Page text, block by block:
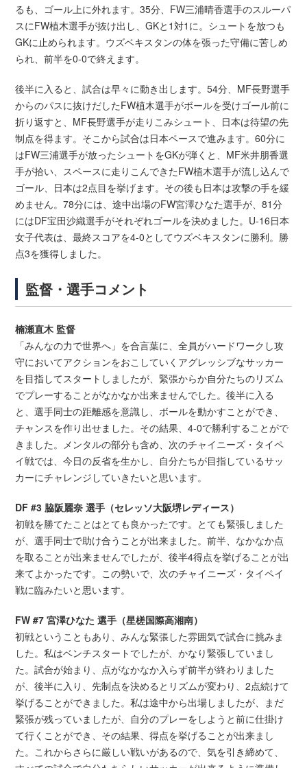
るも、ゴール上に外れます。35分、FW三浦晴香選手のスルーパ
スにFW植木選手が抜け出し、GKと1対1に。シュートを放つも
GKに止められます。ウズベキスタンの体を張った守備に苦しめ
られ、前半を0-0で終えます。
後半に入ると、試合は早々に動き出します。54分、MF長野選手
からのパスに抜けだしたFW植木選手がボールを受けゴール前に
折り返すと、MF長野選手が走りこみシュート、日本は待望の先
制点を得ます。そこから試合は日本ペースで進みます。60分に
はFW三浦選手が放ったシュートをGKが弾くと、MF米井朋香選
手が拾い、スペースに走りこんできたFW植木選手が流し込んで
ゴール、日本は2点目を挙げます。その後も日本は攻撃の手を緩
めません。78分には、途中出場のFW宮澤ひなた選手が、81分
にはDF宝田沙織選手がそれぞれゴールを決めました。U-16日本
女子代表は、最終スコアを4-0としてウズベキスタンに勝利。勝
点3を獲得しました。
監督・選手コメント
楠瀬直木 監督
「みんなの力で世界へ」を合言葉に、全員がハードワークし攻
守においてアクションをおこしていくアグレッシブなサッカー
を目指してスタートしましたが、緊張からか自分たちのリズム
でプレーすることがなかなか出来ませんでした。後半に入る
と、選手同士の距離感を意識し、ボールを動かすことができ、
チャンスを作り出せました。その結果、4-0で勝利することがで
きました。メンタルの部分も含め、次のチャイニーズ・タイペ
イ戦では、今日の反省を生かし、自分たちが目指しているサッ
カーにチャレンジしていきたいと思います。
DF #3 脇阪麗奈 選手（セレッソ大阪堺レディース）
初戦を勝てたことはとても良かったです。とても緊張しました
が、選手同士で助け合うことが出来ました。前半、なかなか点
を取ることが出来ませんでしたが、後半4得点を挙げることが出
来てよかったです。この勢いで、次のチャイニーズ・タイペイ
戦に臨みたいと思います。
FW #7 宮澤ひなた 選手（星槎国際高湘南）
初戦ということもあり、みんな緊張した雰囲気で試合に挑みま
した。私はベンチスタートでしたが、かなり緊張していまし
た。試合が始まり、点がなかなか入らず前半が終わりました
が、後半に入り、先制点を決めるとリズムが変わり、2点続けて
挙げることができました。私は途中から出場しましたが、まだ
緊張が残っていましたが、自分のプレーをしようと前に仕掛け
て行くことができ、その結果、得点を挙げることが出来まし
た。これからさらに厳しい戦いがあるので、気を引き締めて、